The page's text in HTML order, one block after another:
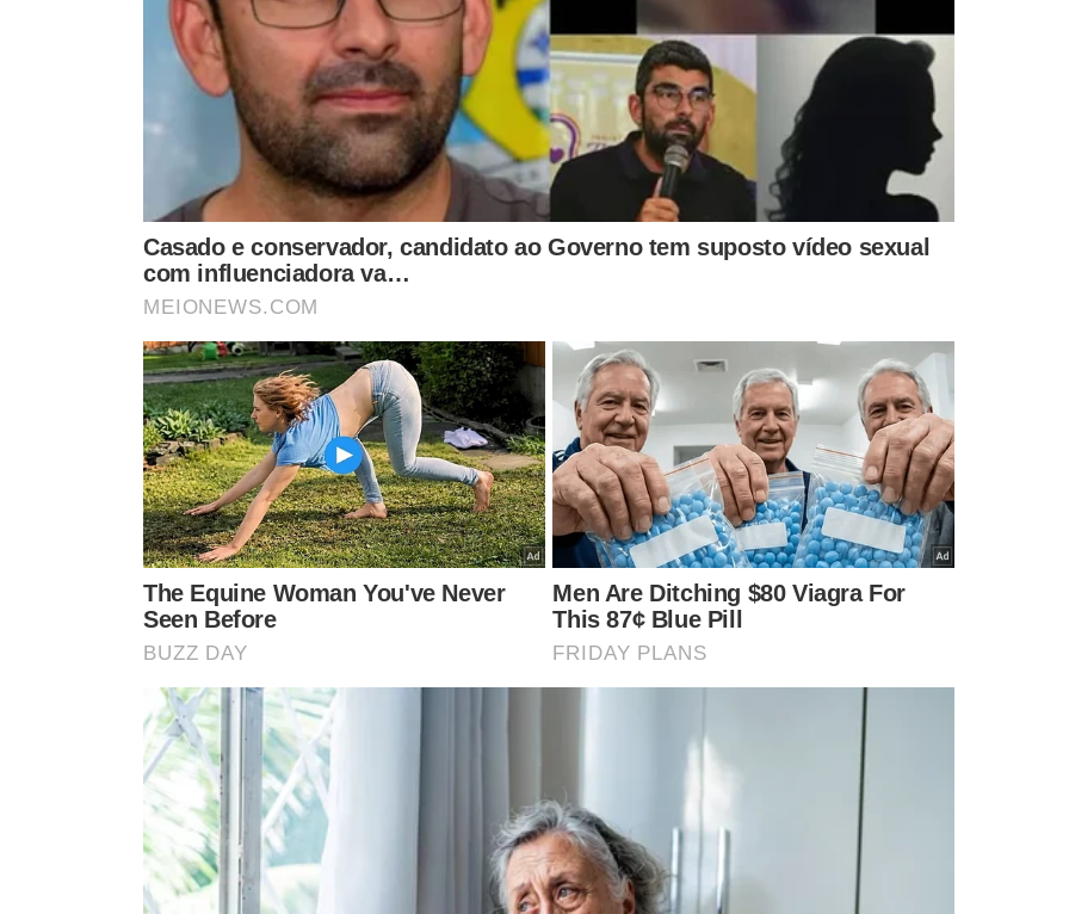
ELEIÇÃO E SITUAÇÃO ATUAL
6 de outubro de 2024 com2.925 votos, pelo quociente partidário do PSB, Tatiana Medeiros está afastada
do cargo e cumpre prisão domiciliar.
Além da vereadora e de Alandilson, respondem à Justiça:Bianca dos Santos Teixeira Medeiros (irmã),
Raquel Lima Sousa
(funcionária da ONG),Emanuelly Pinho de Melo(assessora),
Lucas de Carvalho Dias Sena
Maria Odélia de Aguiar Medeiros(mãe),Sábio de Carvalho França (funcionário da ONG) e
(padrasto).
ALANDILSON CARDOSO PASSOS TATIANA MEDEIROS HABEAS CORPUS TJ-PI OPERAÇÃO ESCUDO ELEITORAL
VEJA TAMBÉM